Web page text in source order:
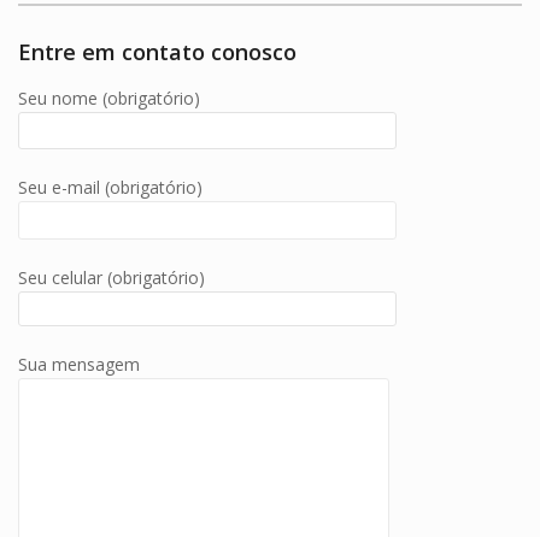
Entre em contato conosco
Seu nome (obrigatório)
Seu e-mail (obrigatório)
Seu celular (obrigatório)
Sua mensagem